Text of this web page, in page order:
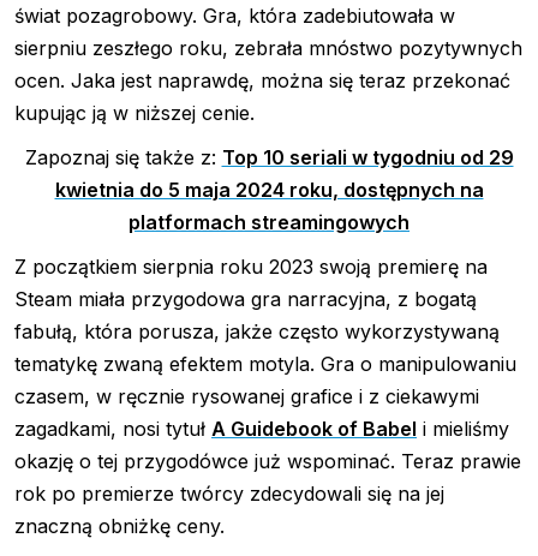
świat pozagrobowy. Gra, która zadebiutowała w
sierpniu zeszłego roku, zebrała mnóstwo pozytywnych
ocen. Jaka jest naprawdę, można się teraz przekonać
kupując ją w niższej cenie.
Zapoznaj się także z: Top 10 seriali w tygodniu od 29
kwietnia do 5 maja 2024 roku, dostępnych na
platformach streamingowych
Z początkiem sierpnia roku 2023 swoją premierę na
Steam miała przygodowa gra narracyjna, z bogatą
fabułą, która porusza, jakże często wykorzystywaną
tematykę zwaną efektem motyla. Gra o manipulowaniu
czasem, w ręcznie rysowanej grafice i z ciekawymi
zagadkami, nosi tytuł A Guidebook of Babel i mieliśmy
okazję o tej przygodówce już wspominać. Teraz prawie
rok po premierze twórcy zdecydowali się na jej
znaczną obniżkę ceny.